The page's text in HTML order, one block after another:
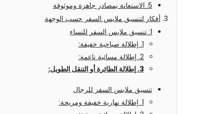
5. الاستعانة بمصادر جاهزة وموثوقة
أفكار لتنسيق ملابس السفر حسب الوجهة
1: تنسيق ملابس السفر للنساء
1. إطلالة صباحية خفيفة:
2. إطلالة مسائية ناعمة:
3. إطلالة الطائرة أو التنقل الطويل:
تنسيق ملابس السفر للرجال
1. إطلالة نهارية خفيفة ومريحة: